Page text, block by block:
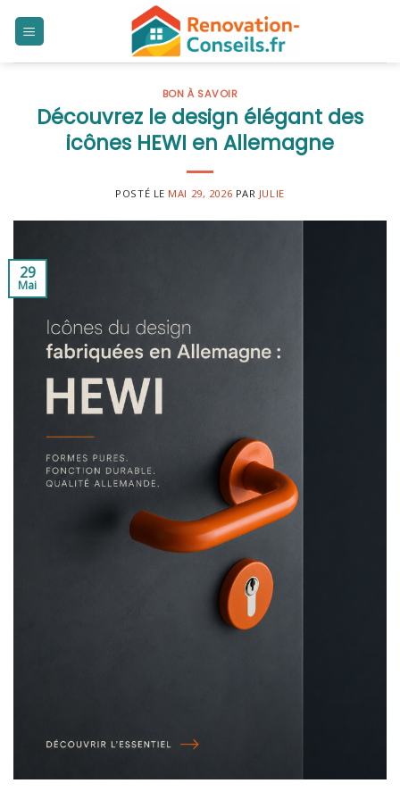
BON À SAVOIR
Découvrez le design élégant des
icônes HEWI en Allemagne
POSTÉ LE MAI 29, 2026 PAR JULIE
29
Mai